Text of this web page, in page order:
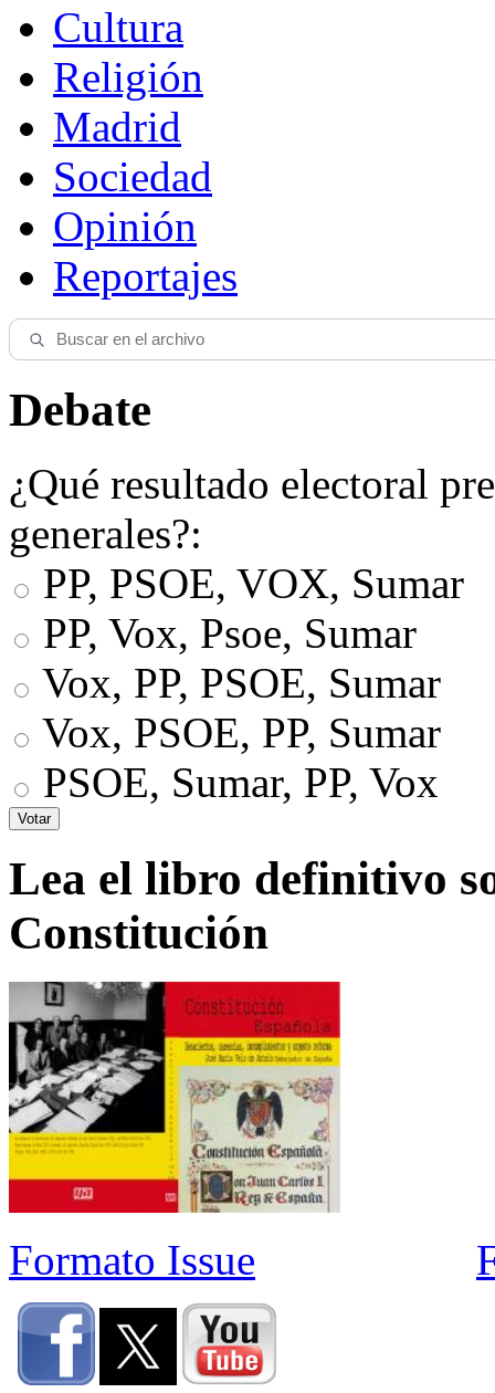
Cultura
Religión
Madrid
Sociedad
Opinión
Reportajes
Debate
¿Qué resultado electoral
generales?:
PP, PSOE, VOX, Sumar
PP, Vox, Psoe, Sumar
Vox, PP, PSOE, Sumar
Vox, PSOE, PP, Sumar
PSOE, Sumar, PP, Vox
Lea el libro definitivo
Constitución
Formato Issue